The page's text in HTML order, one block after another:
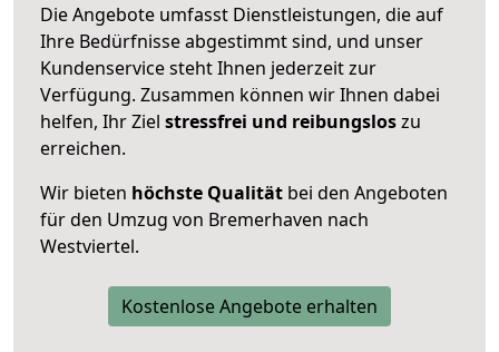
Die Angebote umfasst Dienstleistungen, die auf
Ihre Bedürfnisse abgestimmt sind, und unser
Kundenservice steht Ihnen jederzeit zur
Verfügung. Zusammen können wir Ihnen dabei
helfen, Ihr Ziel stressfrei und reibungsloszu
erreichen.
Wir bieten höchste Qualität bei den Angeboten
für den Umzug von Bremerhaven nach
Westviertel.
Kostenlose Angebote erhalten